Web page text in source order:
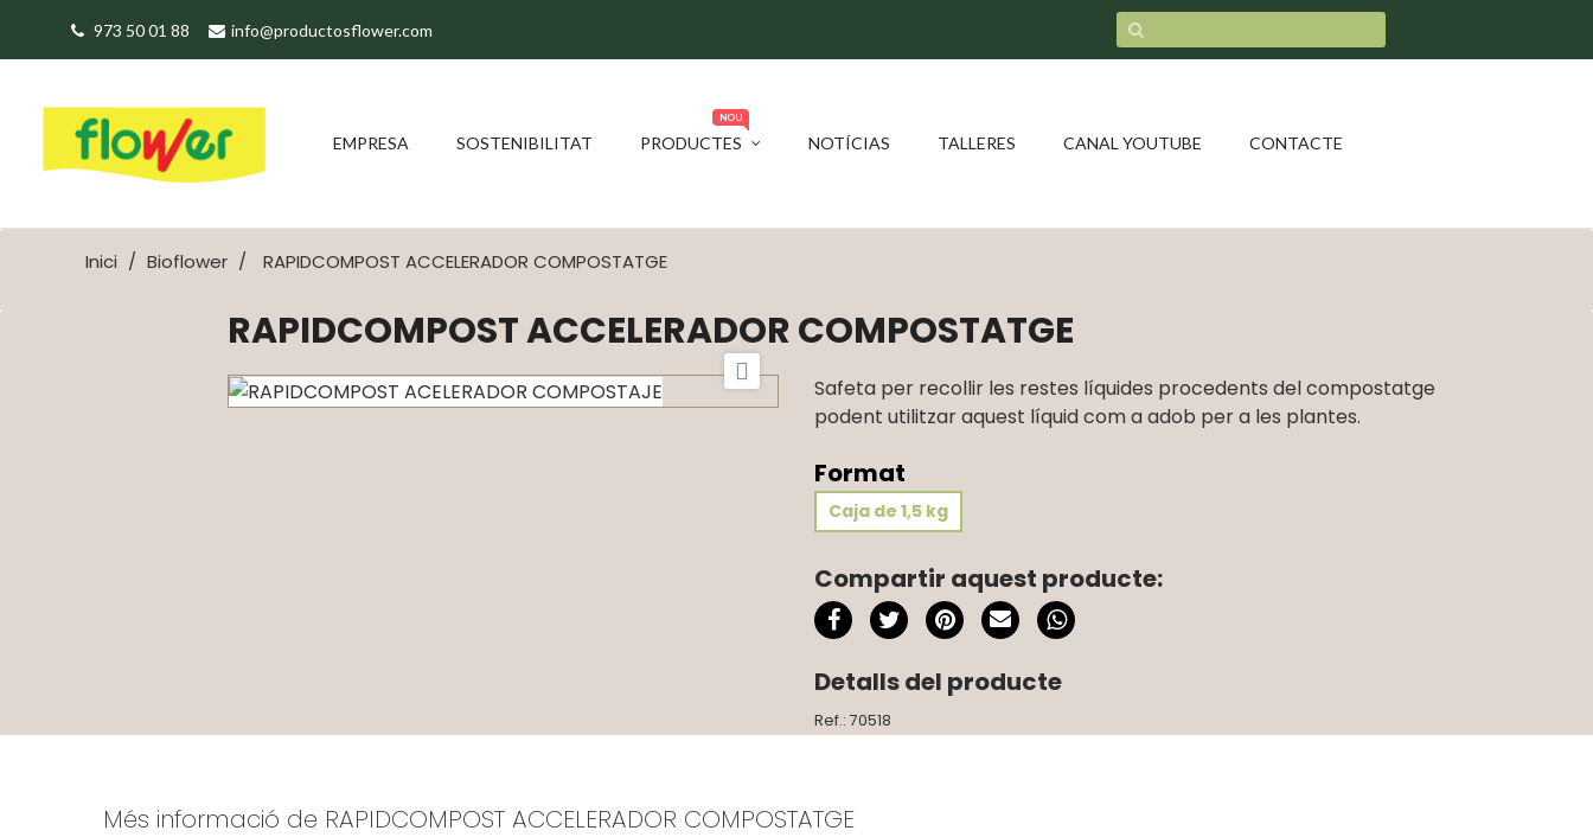
973 50 01 88 info@productosflower.com
EMPRESA SOSTENIBILITAT PRODUCTES
NOU
NOTÍCIAS TALLERES CANAL YOUTUBE CONTACTE
Inici Bioflower RAPIDCOMPOST ACCELERADOR COMPOSTATGE
RAPIDCOMPOST ACCELERADOR COMPOSTATGE

Safeta per recollir les restes líquides procedents del compostatge
podent utilitzar aquest líquid com a adob per a les plantes.
Format
Caja de 1,5 kg
Compartir aquest producte:
Detalls del producte
Ref.: 70518
Més informació de RAPIDCOMPOST ACCELERADOR COMPOSTATGE